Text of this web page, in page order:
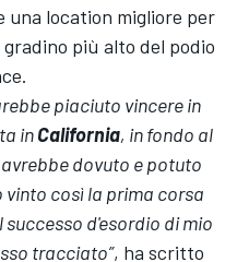
una location migliore per
più alto del podio
piaciuto vincere in
inCalifornia, in fondo al
dovuto e potuto
vinto così la prima corsa
d'esordio di mio
tracciato”, ha scritto